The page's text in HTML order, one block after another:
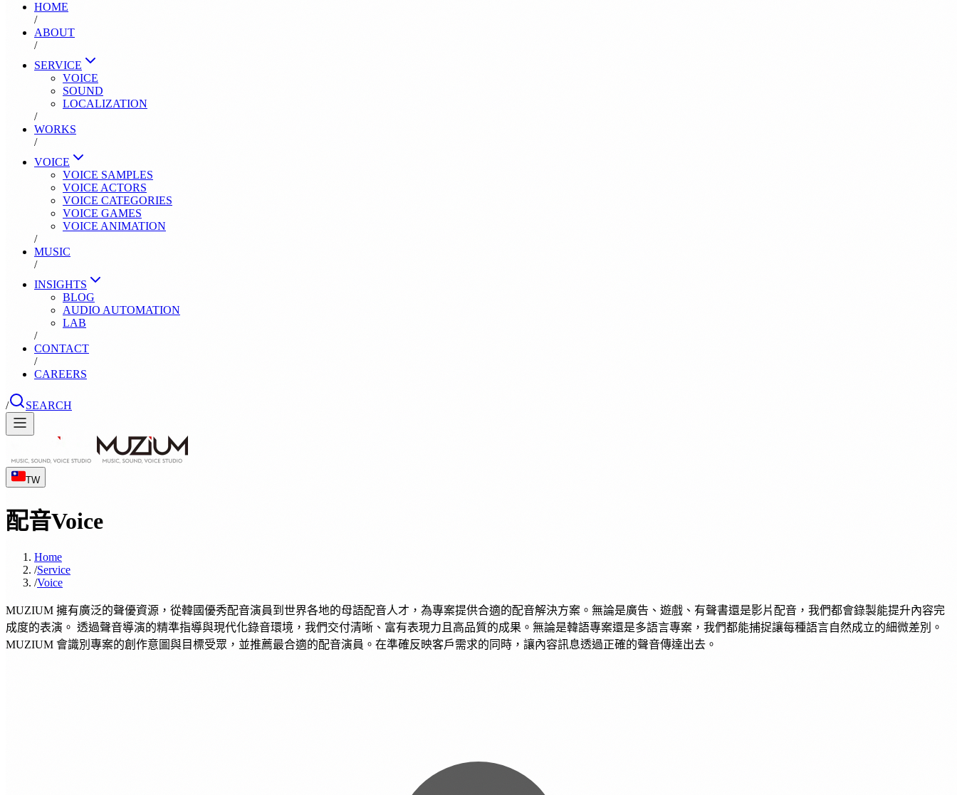
HOME
/
ABOUT
/
SERVICE
VOICE
SOUND
LOCALIZATION
/
WORKS
/
VOICE
VOICE SAMPLES
VOICE ACTORS
VOICE CATEGORIES
VOICE GAMES
VOICE ANIMATION
/
MUSIC
/
INSIGHTS
BLOG
AUDIO AUTOMATION
LAB
/
CONTACT
/
CAREERS
/ SEARCH
TW
配音Voice
Home
/Service
/Voice
MUZIUM 擁有廣泛的聲優資源，從韓國優秀配音演員到世界各地的母語配音人才，為專案提供合適的配音解決方案。無論是廣告、遊戲、有聲書還是影片配音，我們都會錄製能提升內容完
成度的表演。 透過聲音導演的精準指導與現代化錄音環境，我們交付清晰、富有表現力且高品質的成果。無論是韓語專案還是多語言專案，我們都能捕捉讓每種語言自然成立的細微差別。
MUZIUM 會識別專案的創作意圖與目標受眾，並推薦最合適的配音演員。在準確反映客戶需求的同時，讓內容訊息透過正確的聲音傳達出去。